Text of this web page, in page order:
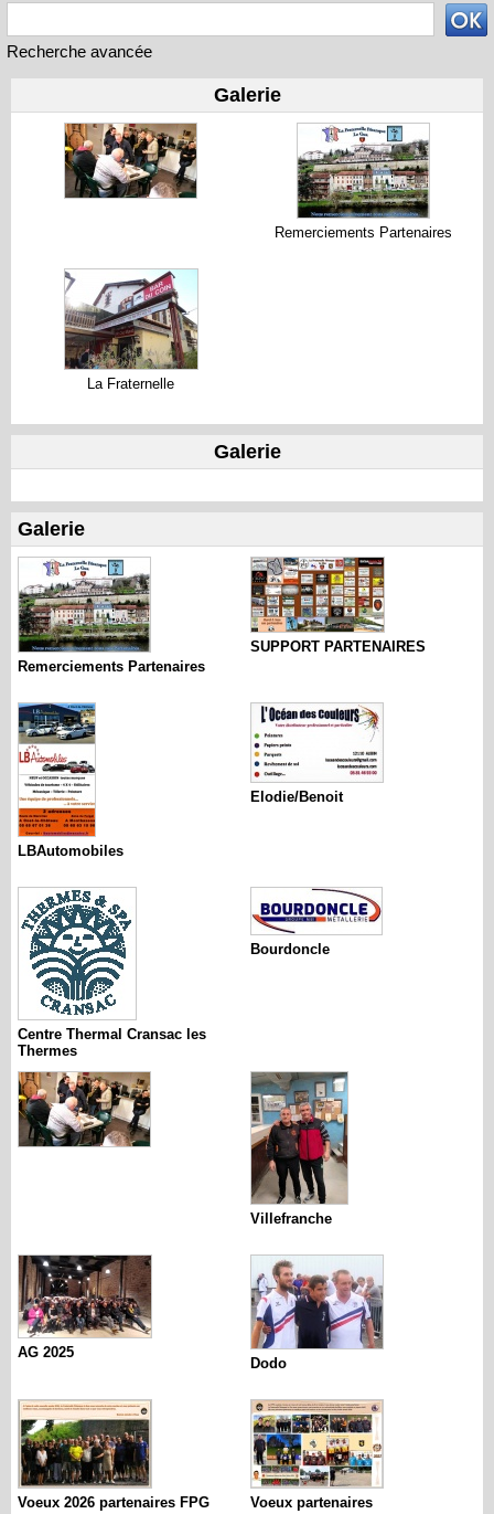
Recherche avancée
Galerie
Remerciements Partenaires
La Fraternelle
Galerie
Galerie
Remerciements Partenaires
SUPPORT PARTENAIRES
LBAutomobiles
Elodie/Benoit
Centre Thermal Cransac les
Thermes
Bourdoncle
Villefranche
AG 2025
Dodo
Voeux 2026 partenaires FPG Voeux partenaires